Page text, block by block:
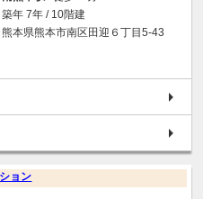
築年 7年 / 10階建
熊本県熊本市南区田迎６丁目5-43
ョン